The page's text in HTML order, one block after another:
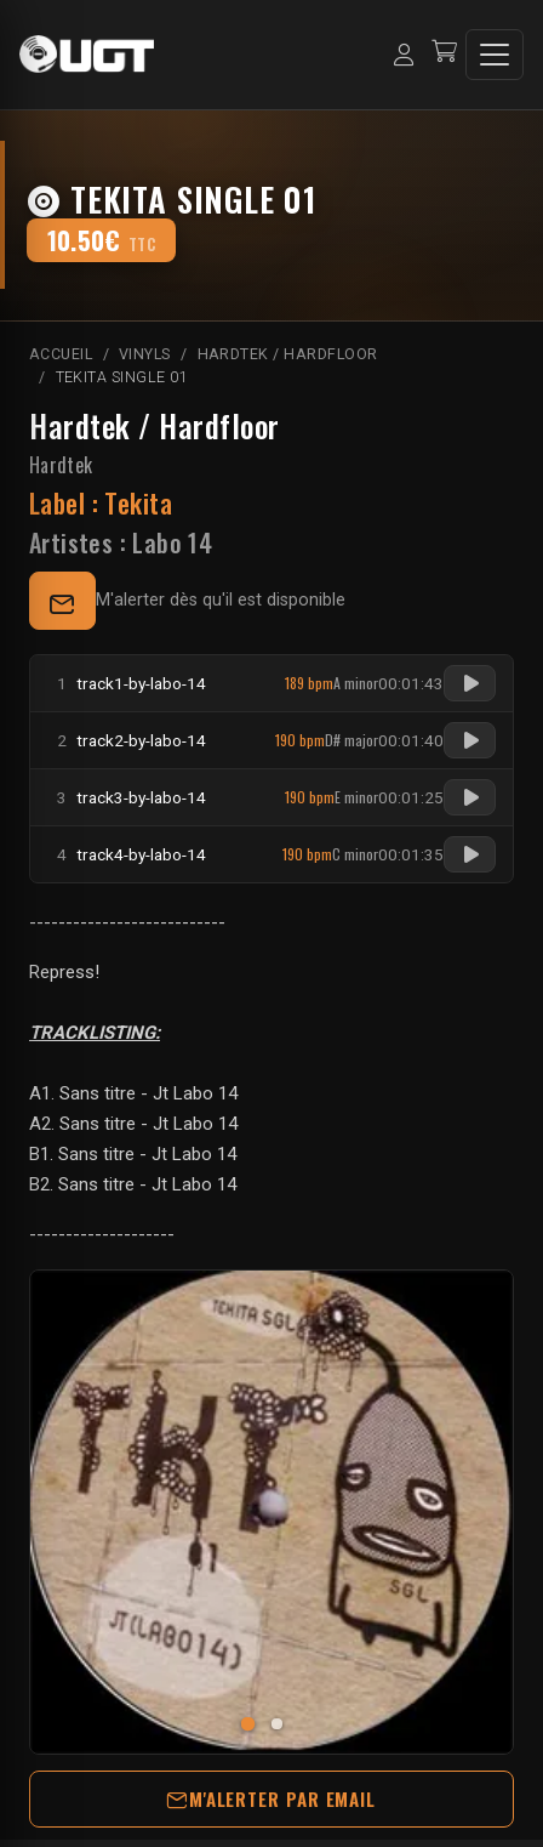
TEKITA SINGLE 01
10.50€ TTC
ACCUEIL VINYLS
HARDTEK / HARDFLOOR
TEKITA SINGLE 01
Hardtek / Hardfloor
Hardtek
Label : Tekita
Artistes : Labo 14
M'alerter dès qu'il est disponible
1 track1-by-labo-14 189 bpmA minor00:01:43
2 track2-by-labo-14 190 bpmD# major00:01:40
3 track3-by-labo-14 190 bpmE minor00:01:25
4 track4-by-labo-14 190 bpmC minor00:01:35
---------------------------
Repress!
TRACKLISTING:
A1. Sans titre - Jt Labo 14
A2. Sans titre - Jt Labo 14
B1. Sans titre - Jt Labo 14
B2. Sans titre - Jt Labo 14
--------------------
M'ALERTER PAR EMAIL